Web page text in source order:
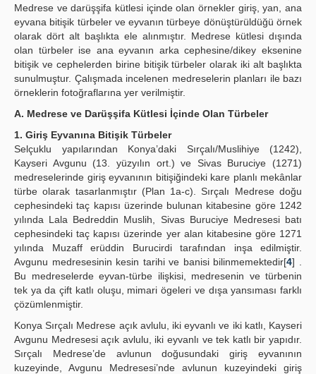
Medrese ve darüşşifa kütlesi içinde olan örnekler giriş, yan, ana
eyvana bitişik türbeler ve eyvanın türbeye dönüştürüldüğü örnek
olarak dört alt başlıkta ele alınmıştır. Medrese kütlesi dışında
olan türbeler ise ana eyvanın arka cephesine/dikey eksenine
bitişik ve cephelerden birine bitişik türbeler olarak iki alt başlıkta
sunulmuştur. Çalışmada incelenen medreselerin planları ile bazı
örneklerin fotoğraflarına yer verilmiştir.
A. Medrese ve Darüşşifa Kütlesi İçinde Olan Türbeler
1. Giriş Eyvanına Bitişik Türbeler
Selçuklu yapılarından Konya’daki Sırçalı/Muslihiye (1242),
Kayseri Avgunu (13. yüzyılın ort.) ve Sivas Buruciye (1271)
medreselerinde giriş eyvanının bitişiğindeki kare planlı mekânlar
türbe olarak tasarlanmıştır (Plan 1a-c). Sırçalı Medrese doğu
cephesindeki taç kapısı üzerinde bulunan kitabesine göre 1242
yılında Lala Bedreddin Muslih, Sivas Buruciye Medresesi batı
cephesindeki taç kapısı üzerinde yer alan kitabesine göre 1271
yılında Muzaff erüddin Burucirdi tarafından inşa edilmiştir.
Avgunu medresesinin kesin tarihi ve banisi bilinmemektedir[4] .
Bu medreselerde eyvan-türbe ilişkisi, medresenin ve türbenin
tek ya da çift katlı oluşu, mimari ögeleri ve dışa yansıması farklı
çözümlenmiştir.
Konya Sırçalı Medrese açık avlulu, iki eyvanlı ve iki katlı, Kayseri
Avgunu Medresesi açık avlulu, iki eyvanlı ve tek katlı bir yapıdır.
Sırçalı Medrese’de avlunun doğusundaki giriş eyvanının
kuzeyinde, Avgunu Medresesi’nde avlunun kuzeyindeki giriş